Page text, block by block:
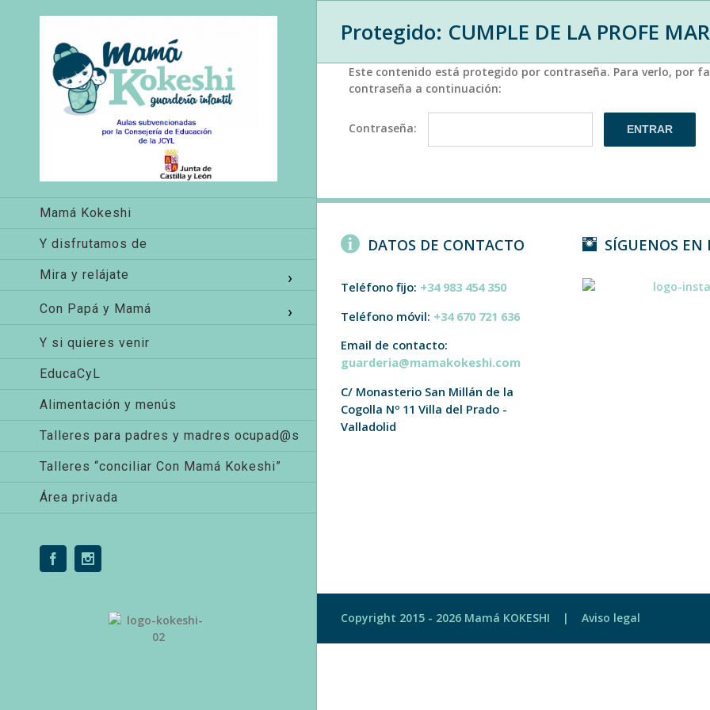
Mamá Kokeshi
Y disfrutamos de
Mira y relájate
Con Papá y Mamá
Y si quieres venir
EducaCyL
Alimentación y menús
Talleres para padres y madres ocupad@s
Talleres “conciliar Con Mamá Kokeshi”
Área privada
Facebook
Protegido: CUMPLE DE LA PROFE
Este contenido está protegido por contraseña. Para verlo, por
contraseña a continuación:
Contraseña:
DATOS DE CONTACTO
Teléfono fijo: +34 983 454 350
Teléfono móvil: +34 670 721 636
Email de contacto:
guarderia@mamakokeshi.com
C/ Monasterio San Millán de la
Cogolla Nº 11 Villa del Prado -
Valladolid
SÍGUENOS EN
Copyright 2015 - 2026 Mamá KOKESHI | Aviso legal